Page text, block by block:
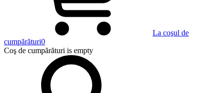
La coşul de
cumpărături0
Coş de cumpărături is empty